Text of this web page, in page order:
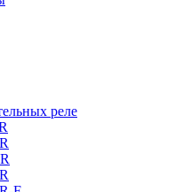
реле